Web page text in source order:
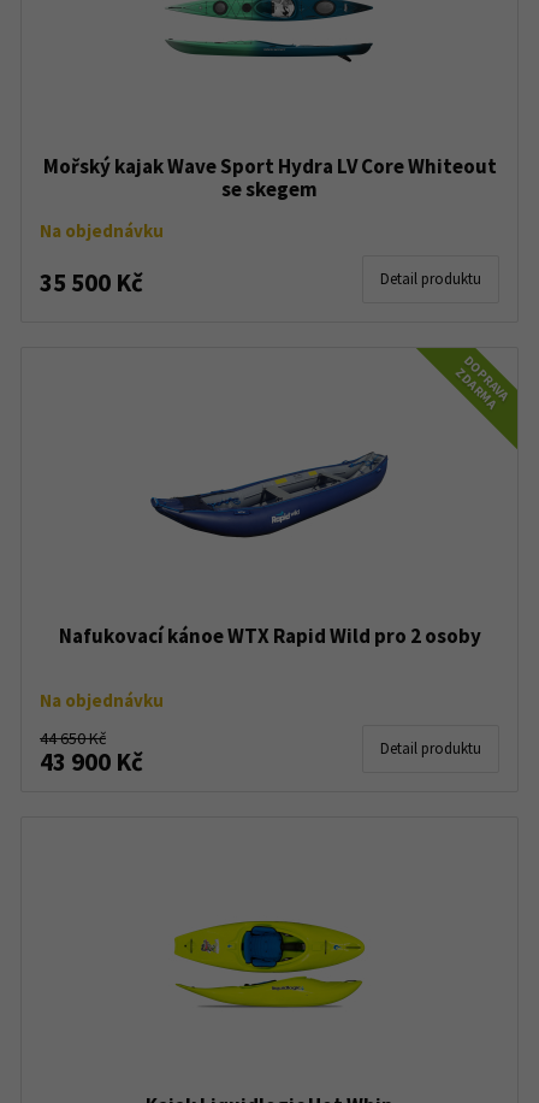
Mořský kajak Wave Sport Hydra LV Core Whiteout
se skegem
Na objednávku
35 500 Kč Detail produktu
DOPRAVA
ZDARMA
Nafukovací kánoe WTX Rapid Wild pro 2 osoby
Na objednávku
44 650 Kč
43 900 Kč Detail produktu